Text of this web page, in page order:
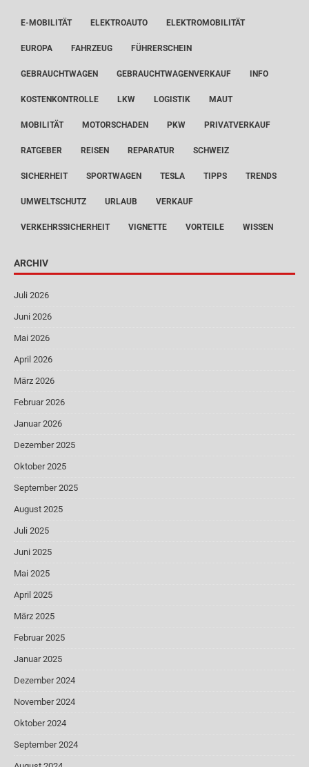
E-MOBILITÄT ELEKTROAUTO ELEKTROMOBILITÄT
EUROPA FAHRZEUG FÜHRERSCHEIN
GEBRAUCHTWAGEN GEBRAUCHTWAGENVERKAUF INFO
KOSTENKONTROLLE LKW LOGISTIK MAUT
MOBILITÄT MOTORSCHADEN PKW PRIVATVERKAUF
RATGEBER REISEN REPARATUR SCHWEIZ
SICHERHEIT SPORTWAGEN TESLA TIPPS TRENDS
UMWELTSCHUTZ URLAUB VERKAUF
VERKEHRSSICHERHEIT VIGNETTE VORTEILE WISSEN
ARCHIV
Juli 2026
Juni 2026
Mai 2026
April 2026
März 2026
Februar 2026
Januar 2026
Dezember 2025
Oktober 2025
September 2025
August 2025
Juli 2025
Juni 2025
Mai 2025
April 2025
März 2025
Februar 2025
Januar 2025
Dezember 2024
November 2024
Oktober 2024
September 2024